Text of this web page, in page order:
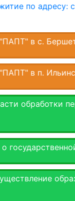
по адресу:
в с.
в п.
обработки